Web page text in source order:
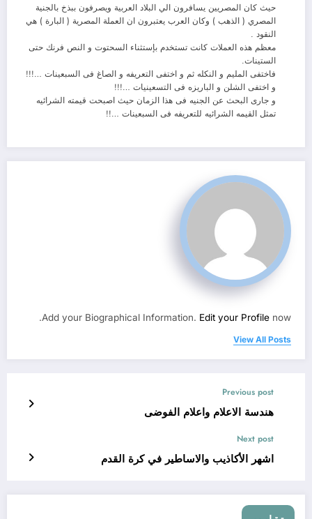
حيث كان المصريين يسافرون الي البلاد العربية ويصرفون ببذخ بالجنية
المصري ( الذهب ) وكان العرب يعتبرون ان العملة المصرية ( البارة ) هي
النقود .
معظم هذه العملات كانت تستخدم بإستثناء السحتوت و النص فرنك حتى
الستينات.
فاختفى المليم و النكله ثم و اختفى التعريفه و الصاغ فى السبعينات …!!!
و اختفى الشلن و الباريزه فى التسعينيات …!!!
و جارى البحث عن الجنيه فى هذا الزمان حيث اصبحت قيمته الشرائيه
تمثل القيمه الشرائيه للتعريفه فى السبعينات …!!
Add your Biographical Information. Edit your Profile now.
View All Posts
Previous post
هندسة الاعلام واعلام الفوضى
Next post
اشهر الأكاذيب والاساطير في كرة القدم